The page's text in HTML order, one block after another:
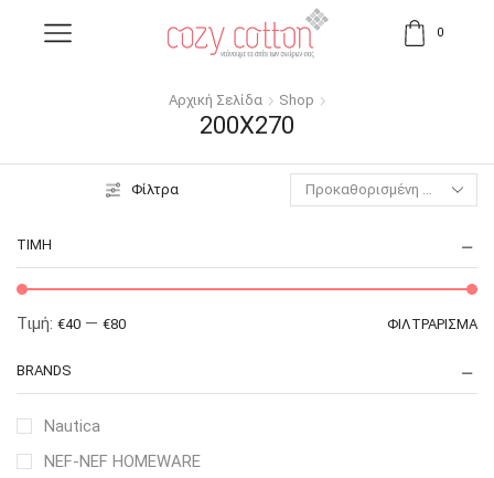
0
Αρχική Σελίδα Shop
200X270
Φίλτρα
ΤΙΜΉ
ΦΙΛΤΡΆΡΙΣΜΑ
Τιμή: €40 — €80
BRANDS
Nautica
NEF-NEF HOMEWARE